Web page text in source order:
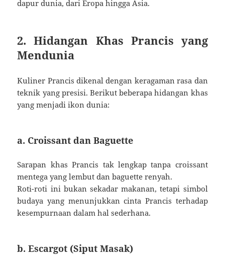
dapur dunia, dari Eropa hingga Asia.
2. Hidangan Khas Prancis yang
Mendunia
Kuliner Prancis dikenal dengan keragaman rasa dan
teknik yang presisi. Berikut beberapa hidangan khas
yang menjadi ikon dunia:
a. Croissant dan Baguette
Sarapan khas Prancis tak lengkap tanpa croissant
mentega yang lembut dan baguette renyah.
Roti-roti ini bukan sekadar makanan, tetapi simbol
budaya yang menunjukkan cinta Prancis terhadap
kesempurnaan dalam hal sederhana.
b. Escargot (Siput Masak)